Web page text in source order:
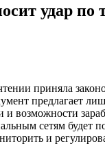
удар
приняла
предлагает
и возможности
сетям будет
и